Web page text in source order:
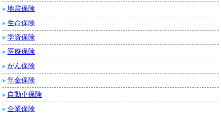
地震保険
生命保険
学資保険
医療保険
がん保険
年金保険
自動車保険
企業保険